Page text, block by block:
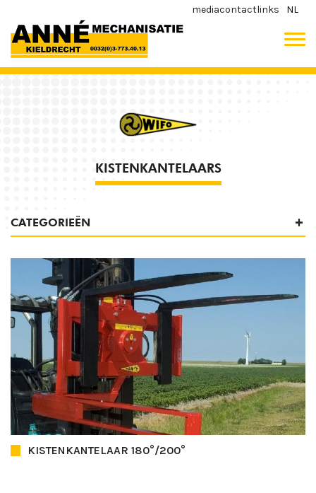
mediacontactlinks NL
KISTENKANTELAARS
CATEGORIEËN
KISTENKANTELAAR 180°/200°